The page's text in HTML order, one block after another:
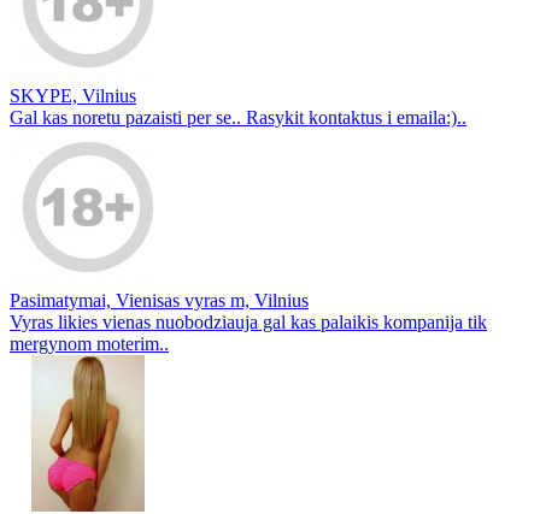
SKYPE, Vilnius
Gal kas noretu pazaisti per se.. Rasykit kontaktus i emaila:)..
Pasimatymai, Vienisas vyras m, Vilnius
Vyras likies vienas nuobodziauja gal kas palaikis kompanija tik
mergynom moterim..